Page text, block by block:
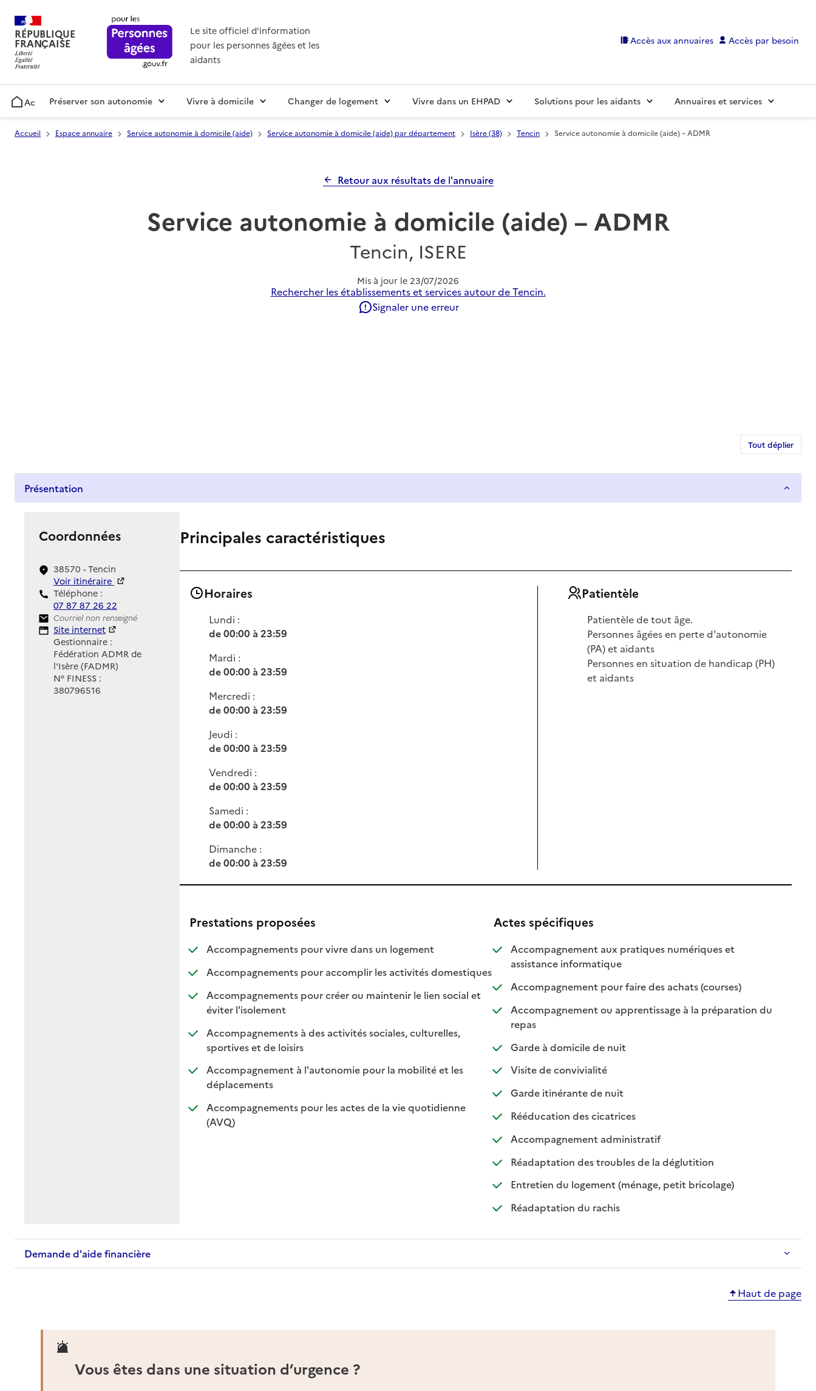
RÉPUBLIQUE
FRANÇAISE
Le site officiel d'information
pour les personnes âgées et les
aidants
Accès aux annuaires Accès par besoin
AccueilPréserver son autonomie Vivre à domicile Changer de logement Vivre dans un EHPAD Solutions pour les aidants Annuaires et services
Accueil Espace annuaire Service autonomie à domicile (aide) Service autonomie à domicile (aide) par département Isère (38) Tencin Service autonomie à domicile (aide) – ADMR
Retour aux résultats de l'annuaire
Service autonomie à domicile (aide) – ADMR
Tencin, ISERE
Mis à jour le 23/07/2026
Rechercher les établissements et services autour de Tencin.
Signaler une erreur
Tout déplier
Présentation
Coordonnées
38570 - Tencin
Voir itinéraire
Téléphone :
07 87 87 26 22
Contact
Courriel non renseigné
Site Internet
Site internet
Gestionnaire :
Fédération ADMR de
l'Isère (FADMR)
N° FINESS :
380796516
Principales caractéristiques
Horaires
Lundi :
de 00:00 à 23:59
Mardi :
de 00:00 à 23:59
Mercredi :
de 00:00 à 23:59
Jeudi :
de 00:00 à 23:59
Vendredi :
de 00:00 à 23:59
Samedi :
de 00:00 à 23:59
Dimanche :
de 00:00 à 23:59
Patientèle
Patientèle de tout âge.
Personnes âgées en perte d'autonomie
(PA) et aidants
Personnes en situation de handicap (PH)
et aidants
Prestations proposées
Accompagnements pour vivre dans un logement: disponible
: non disponible
Accompagnements pour accomplir les activités domestiques: disponible
: non disponible
Accompagnements pour créer ou maintenir le lien social et
éviter l'isolement: disponible
: non disponible
Accompagnements à des activités sociales, culturelles,
sportives et de loisirs: disponible
: non disponible
Accompagnement à l'autonomie pour la mobilité et les
déplacements: disponible
: non disponible
Accompagnements pour les actes de la vie quotidienne
(AVQ)
: disponible
: non disponible
Actes spécifiques
Accompagnement aux pratiques numériques et
assistance informatique: disponible
: non disponible
Accompagnement pour faire des achats (courses): disponible
: non disponible
Accompagnement ou apprentissage à la préparation du
repas
: disponible
: non disponible
Garde à domicile de nuit: disponible
: non disponible
Visite de convivialité: disponible
: non disponible
Garde itinérante de nuit: disponible
: non disponible
Rééducation des cicatrices: disponible
: non disponible
Accompagnement administratif: disponible
: non disponible
Réadaptation des troubles de la déglutition: disponible
: non disponible
Entretien du logement (ménage, petit bricolage): disponible
: non disponible
Réadaptation du rachis: disponible
: non disponible
Demande d'aide financière
Haut de page
Vous êtes dans une situation d’urgence ?